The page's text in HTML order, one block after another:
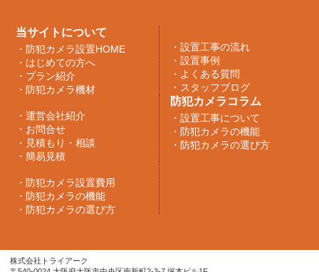
当サイトについて
・ 防犯カメラ設置HOME
・ はじめての方へ
・ プラン紹介
・ 防犯カメラ機材
・ 設置工事の流れ
・ 設置事例
・ よくある質問
・ スタッフブログ
・ 運営会社紹介
・ お問合せ
・ 見積もり・相談
・ 簡易見積
防犯カメラコラム
・ 設置工事について
・ 防犯カメラの機能
・ 防犯カメラの選び方
・ 防犯カメラ設置費用
・ 防犯カメラの機能
・ 防犯カメラの選び方
株式会社トライアーク